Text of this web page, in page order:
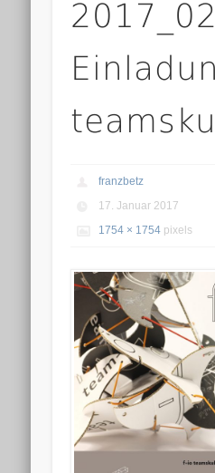
franzbetz
17. Januar 2017
1754 × 1754 pixels